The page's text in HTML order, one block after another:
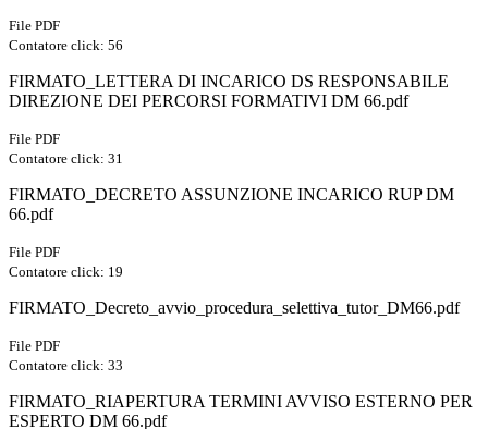
File PDF
Contatore click: 56
FIRMATO_LETTERA DI INCARICO DS RESPONSABILE
DIREZIONE DEI PERCORSI FORMATIVI DM 66.pdf
File PDF
Contatore click: 31
FIRMATO_DECRETO ASSUNZIONE INCARICO RUP DM
66.pdf
File PDF
Contatore click: 19
FIRMATO_Decreto_avvio_procedura_selettiva_tutor_DM66.pdf
File PDF
Contatore click: 33
FIRMATO_RIAPERTURA TERMINI AVVISO ESTERNO PER
ESPERTO DM 66.pdf